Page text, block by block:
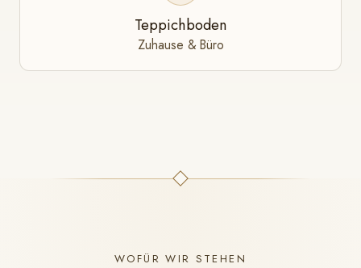
Teppichboden
Zuhause & Büro
WOFÜR WIR STEHEN